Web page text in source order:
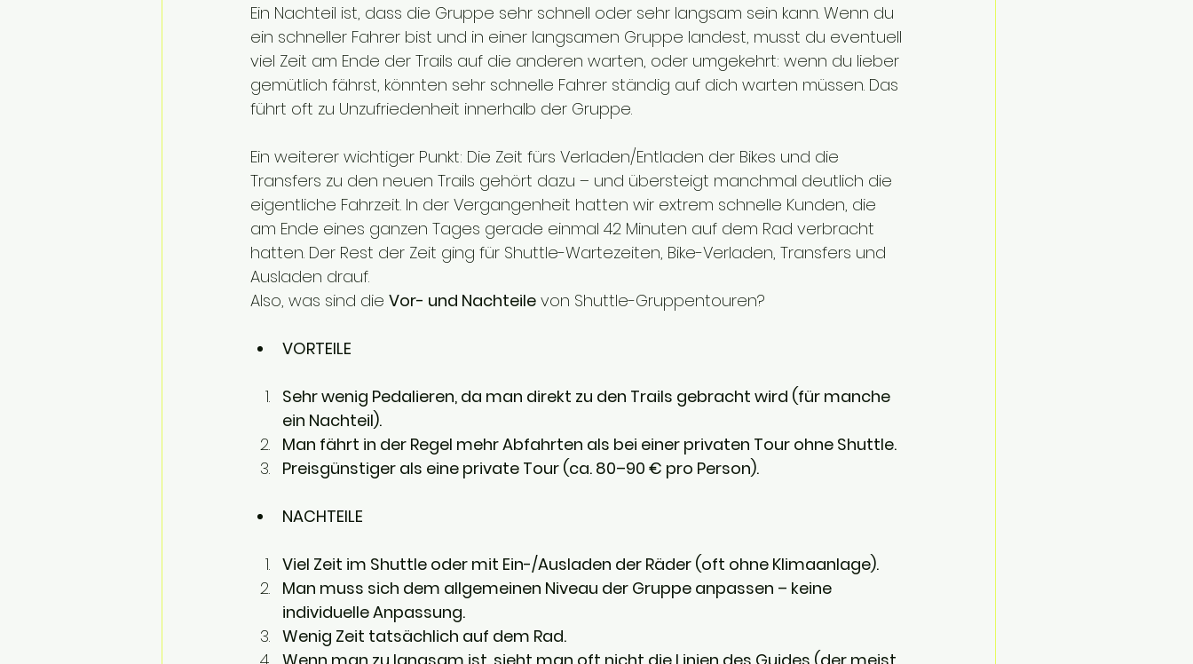
Ein Nachteil ist, dass die Gruppe sehr schnell oder sehr langsam sein kann. Wenn du
ein schneller Fahrer bist und in einer langsamen Gruppe landest, musst du eventuell
viel Zeit am Ende der Trails auf die anderen warten, oder umgekehrt: wenn du lieber
gemütlich fährst, könnten sehr schnelle Fahrer ständig auf dich warten müssen. Das
führt oft zu Unzufriedenheit innerhalb der Gruppe.
Ein weiterer wichtiger Punkt: Die Zeit fürs Verladen/Entladen der Bikes und die
Transfers zu den neuen Trails gehört dazu – und übersteigt manchmal deutlich die
eigentliche Fahrzeit. In der Vergangenheit hatten wir extrem schnelle Kunden, die
am Ende eines ganzen Tages gerade einmal 42 Minuten auf dem Rad verbracht
hatten. Der Rest der Zeit ging für Shuttle-Wartezeiten, Bike-Verladen, Transfers und
Ausladen drauf.
Also, was sind die Vor- und Nachteile von Shuttle-Gruppentouren?
VORTEILE
Sehr wenig Pedalieren, da man direkt zu den Trails gebracht wird (für manche
ein Nachteil).
Man fährt in der Regel mehr Abfahrten als bei einer privaten Tour ohne Shuttle.
Preisgünstiger als eine private Tour (ca. 80–90 € pro Person).
NACHTEILE
Viel Zeit im Shuttle oder mit Ein-/Ausladen der Räder (oft ohne Klimaanlage).
Man muss sich dem allgemeinen Niveau der Gruppe anpassen – keine
individuelle Anpassung.
Wenig Zeit tatsächlich auf dem Rad.